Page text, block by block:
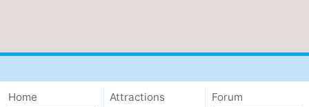
Home
Attractions
Forum